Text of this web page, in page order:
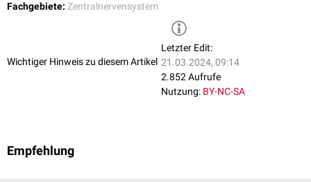
Fachgebiete: Zentralnervensystem
Wichtiger Hinweis zu diesem Artikel
Letzter Edit:
21.03.2024, 09:14
2.852 Aufrufe
Nutzung: BY-NC-SA
Empfehlung